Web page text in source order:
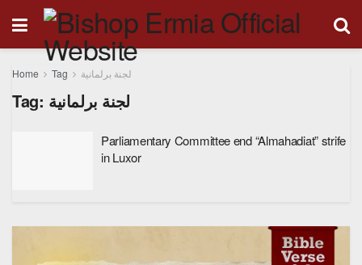
Home Tag لجنة برلمانية
Tag: لجنة برلمانية
Parliamentary Committee end “Almahadiat” strife
in Luxor